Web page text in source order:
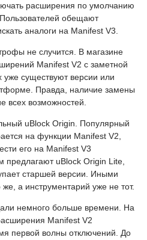
расширения по умолчанию
обещают
аналоги на Manifest V3.
не случится. В магазине
Manifest V2 с заметной
уже существуют версии или
Правда, наличие замены
всех возможностей.
uBlock Origin. Популярный
на функции Manifest V2,
его на Manifest V3
предлагают uBlock Origin Lite,
старшей версии. Иными
а инструментарий уже не тот.
немного больше времени. На
Manifest V2
первой волны отключений. До